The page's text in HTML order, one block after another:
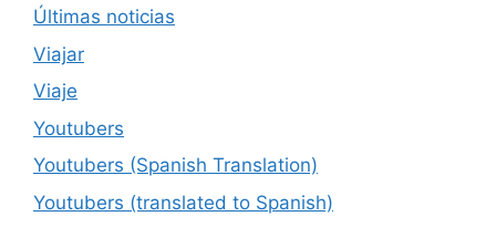
Últimas noticias
Viajar
Viaje
Youtubers
Youtubers (Spanish Translation)
Youtubers (translated to Spanish)